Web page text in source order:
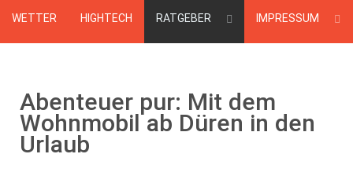
WETTER HIGHTECH RATGEBER IMPRESSUM
Abenteuer pur: Mit dem
Wohnmobil ab Düren in den
Urlaub